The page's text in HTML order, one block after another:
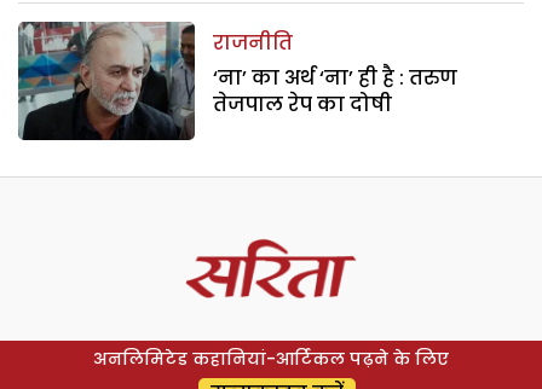
राजनीति
‘ना’ का अर्थ ‘ना’ ही है : तरुण
तेजपाल रेप का दोषी
अनलिमिटेड कहानियां-आर्टिकल पढ़ने के लिए